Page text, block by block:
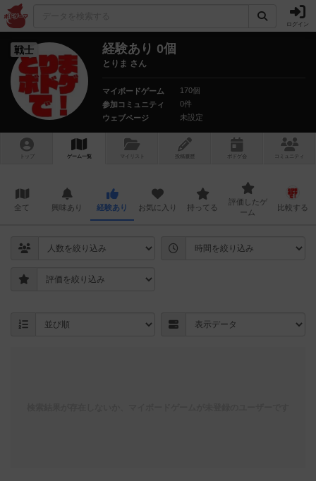
ログイン
戦士 経験あり 0個
とりま さん
マイボードゲーム
170個
参加コミュニティ
0件
ウェブページ
未設定
トップ ゲーム一覧 マイリスト 投稿履歴 ボ ドゲ コミュニティ
全て 興味あり 経験あり お気に入り 持ってる
評価したゲ
ーム
比較する